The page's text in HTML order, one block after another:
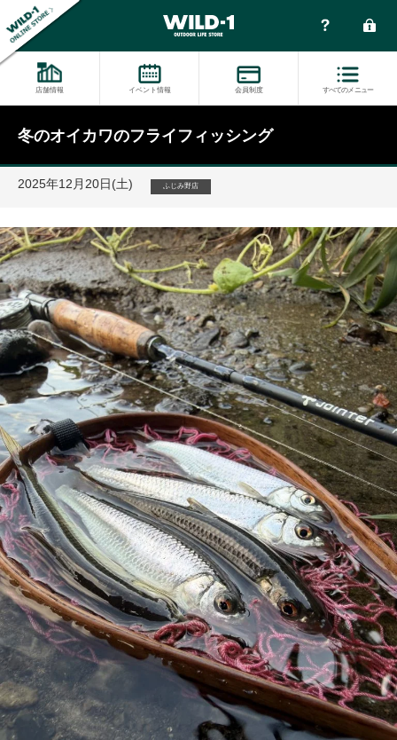
店舗情報 イベント情報 会員制度 すべてのメニュー
冬のオイカワのフライフィッシング
2025年12月20日(土) ふじみ野店